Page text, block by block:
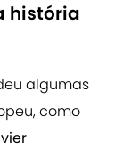
história
algumas
como